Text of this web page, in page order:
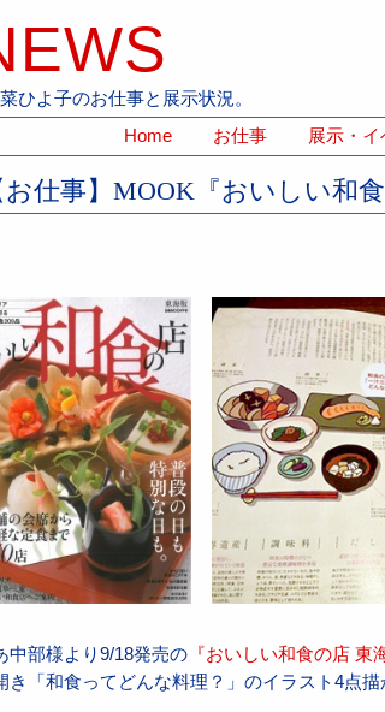
ひよ子のお仕事と展示状況。
Home
お仕事 展示・イ
お仕事】MOOK『おいしい和
中部様より9/18発売の『おいしい和食の店 東
き「和食ってどんな料理？」のイラスト4点描